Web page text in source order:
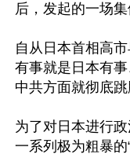
后，发起的一场集
自从日本首相高
有事就是日本有事
中共方面就彻底跳
为了对日本进行
一系列极为粗暴的